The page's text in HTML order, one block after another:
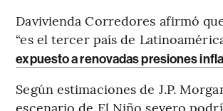
Davivienda Corredores afirmó
“es el tercer país de
expuesto a renovadas presiones
Según estimaciones de J.P.
escenario de El Niño severo